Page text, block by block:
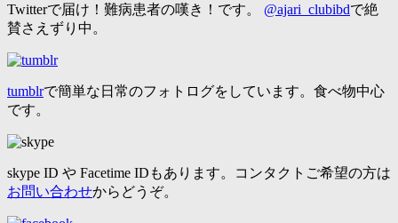
Twitterで届け！難病患者の嘆き！です。 @ajari_clubibdで絶
賛さえずり中。
tumblrで簡単な日常のフォトログをしています。食べ物中心
です。
skype ID や Facetime IDもあります。コンタクトご希望の方は
お問い合わせからどうぞ。